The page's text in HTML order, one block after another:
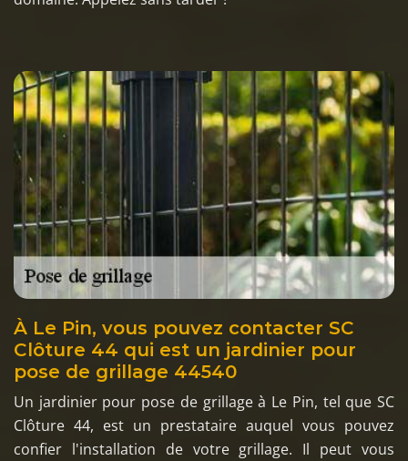
À Le Pin, vous pouvez contacter SC
Clôture 44 qui est un jardinier pour
pose de grillage 44540
Un jardinier pour pose de grillage à Le Pin, tel que SC
Clôture 44, est un prestataire auquel vous pouvez
confier l'installation de votre grillage. Il peut vous